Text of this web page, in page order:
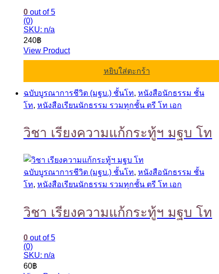
0 out of 5
(0)
SKU: n/a
240฿
View Product
หยิบใส่ตะกร้า
ฉบับบูรณาการชีวิต (มฐบ.) ชั้นโท, หนังสือนักธรรม ชั้น
โท, หนังสือเรียนนักธรรม รวมทุกชั้น ตรี โท เอก
วิชา เรียงความแก้กระทู้ฯ มฐบ โท
ฉบับบูรณาการชีวิต (มฐบ.) ชั้นโท, หนังสือนักธรรม ชั้น
โท, หนังสือเรียนนักธรรม รวมทุกชั้น ตรี โท เอก
วิชา เรียงความแก้กระทู้ฯ มฐบ โท
0 out of 5
(0)
SKU: n/a
60฿